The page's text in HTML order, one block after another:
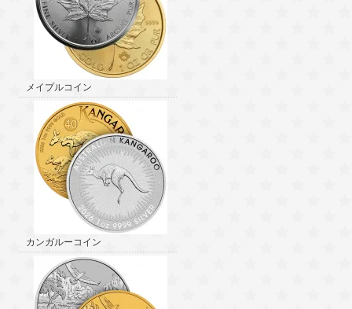
メイプルコイン
カンガルーコイン